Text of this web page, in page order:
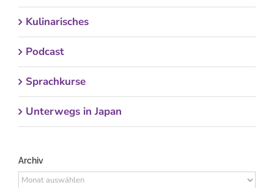
Kulinarisches
Podcast
Sprachkurse
Unterwegs in Japan
Archiv
Archiv